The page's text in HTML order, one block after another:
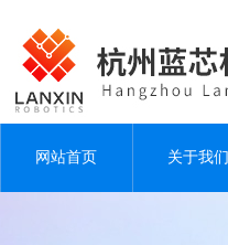
网站首页 关于我们